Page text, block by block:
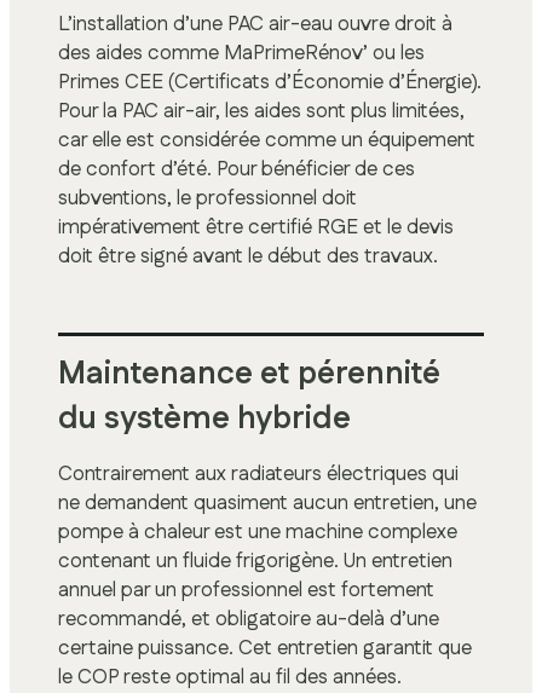
L’installation d’une PAC air-eau ouvre droit à
des aides comme MaPrimeRénov’ ou les
Primes CEE (Certificats d’Économie d’Énergie).
Pour la PAC air-air, les aides sont plus limitées,
car elle est considérée comme un équipement
de confort d’été. Pour bénéficier de ces
subventions, le professionnel doit
impérativement être certifié RGE et le devis
doit être signé avant le début des travaux.
Maintenance et pérennité
du système hybride
Contrairement aux radiateurs électriques qui
ne demandent quasiment aucun entretien, une
pompe à chaleur est une machine complexe
contenant un fluide frigorigène. Un entretien
annuel par un professionnel est fortement
recommandé, et obligatoire au-delà d’une
certaine puissance. Cet entretien garantit que
le COP reste optimal au fil des années.